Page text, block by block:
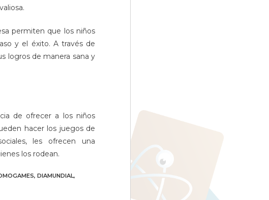
permiten que los niños
y el éxito. A través de
logros de manera sana y
de ofrecer a los niños
hacer los juegos de
les ofrecen una
los rodean.
, DIAMUNDIAL,